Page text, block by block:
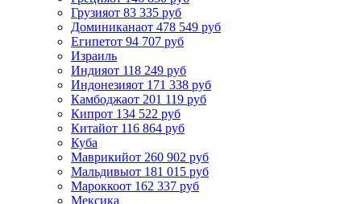
Грузияот 83 335 руб
Доминиканаот 478 549 руб
Египетот 94 707 руб
Израиль
Индияот 118 249 руб
Индонезияот 171 338 руб
Камбоджаот 201 119 руб
Кипрот 134 522 руб
Китайот 116 864 руб
Куба
Маврикийот 260 902 руб
Мальдивыот 181 015 руб
Мароккоот 162 337 руб
Мексика